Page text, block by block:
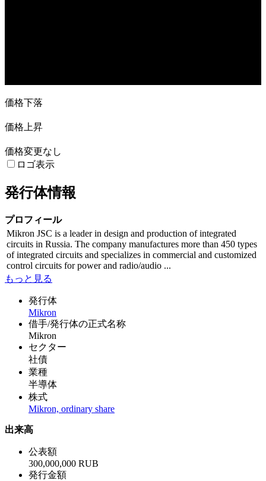
価格下落
価格上昇
価格変更なし
ロゴ表示
発行体情報
プロフィール
Mikron JSC is a leader in design and production of integrated
circuits in Russia. The company manufactures more than 450 types
of integrated circuits and specializes in commercial and customized
control circuits for power and radio/audio ...
もっと見る
発行体
Mikron
借手/発行体の正式名称
Mikron
セクター
社債
業種
半導体
株式
Mikron, ordinary share
出来高
公表額
300,000,000 RUB
発行金額